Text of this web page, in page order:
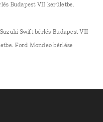
Budapest VII kerületbe.
Swift bérlés Budapest VII
Ford Mondeo bérlése